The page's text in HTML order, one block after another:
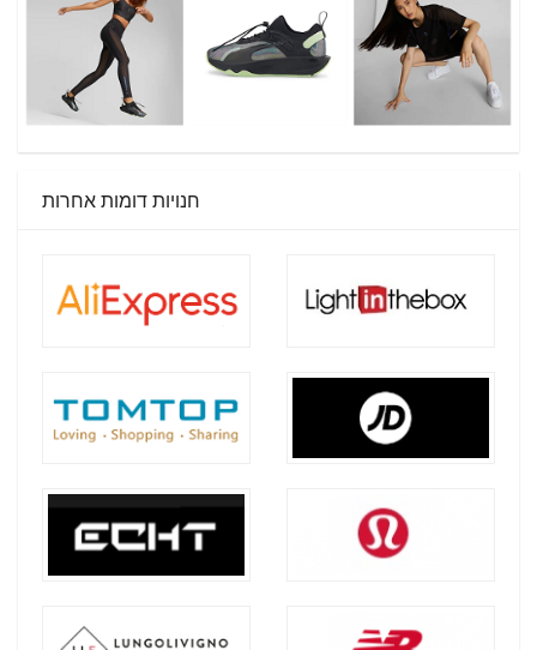
חנויות דומות אחרות